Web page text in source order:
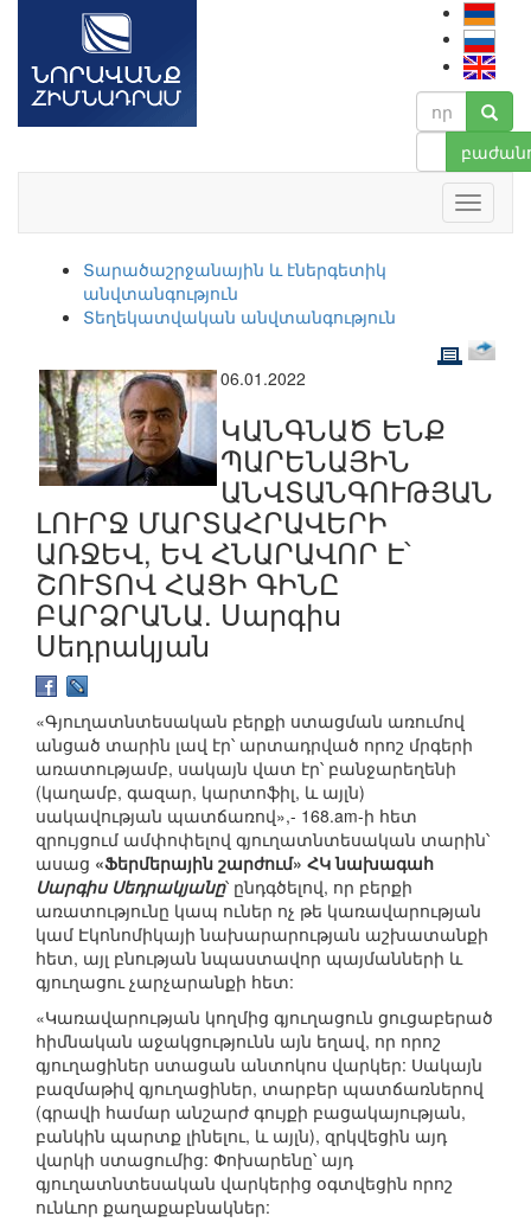
Տարածաշրջանային և էներգետիկ
անվտանգություն
Տեղեկատվական անվտանգություն
06.01.2022
ԿԱՆԳՆԱԾ ԵՆՔ
ՊԱՐԵՆԱՅԻՆ
ԱՆՎՏԱՆԳՈՒԹՅԱՆ
ԼՈՒՐՋ ՄԱՐՏԱՀՐԱՎԵՐԻ
ԱՌՋԵՎ, ԵՎ ՀՆԱՐԱՎՈՐ Է՝
ՇՈՒՏՈՎ ՀԱՑԻ ԳԻՆԸ
ԲԱՐՁՐԱՆԱ. Սարգիս
Սեդրակյան
«Գյուղատնտեսական բերքի ստացման առումով
անցած տարին լավ էր՝ արտադրված որոշ մրգերի
առատությամբ, սակայն վատ էր՝ բանջարեղենի
(կաղամբ, գազար, կարտոֆիլ, և այլն)
սակավության պատճառով»,- 168.am-ի հետ
զրույցում ամփոփելով գյուղատնտեսական տարին՝
ասաց «Ֆերմերային շարժում» ՀԿ նախագահ
Սարգիս Սեդրակյանը՝ ընդգծելով, որ բերքի
առատությունը կապ ուներ ոչ թե կառավարության
կամ Էկոնոմիկայի նախարարության աշխատանքի
հետ, այլ բնության նպաստավոր պայմանների և
գյուղացու չարչարանքի հետ:
«Կառավարության կողմից գյուղացուն ցուցաբերած
հիմնական աջակցությունն այն եղավ, որ որոշ
գյուղացիներ ստացան անտոկոս վարկեր: Սակայն
բազմաթիվ գյուղացիներ, տարբեր պատճառներով
(գրավի համար անշարժ գույքի բացակայության,
բանկին պարտք լինելու, և այլն), զրկվեցին այդ
վարկի ստացումից: Փոխարենը՝ այդ
գյուղատնտեսական վարկերից օգտվեցին որոշ
ունևոր քաղաքաբնակներ: